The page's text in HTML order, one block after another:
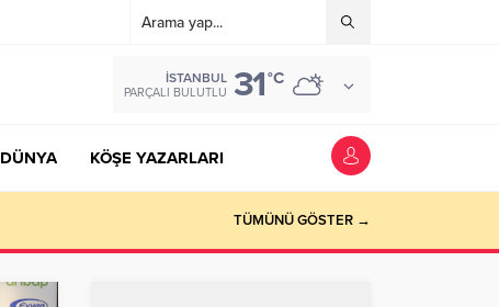
İSTANBUL
PARÇALI BULUTLU 31°C
DÜNYA KÖŞE YAZARLARI
TÜMÜNÜ GÖSTER →